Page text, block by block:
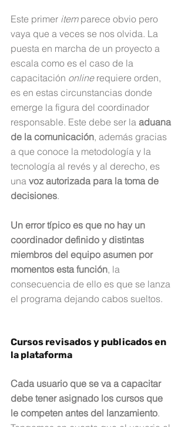
Este primer item parece obvio pero
vaya que a veces se nos olvida. La
puesta en marcha de un proyecto a
escala como es el caso de la
capacitación online requiere orden,
es en estas circunstancias donde
emerge la figura del coordinador
responsable. Este debe ser la aduana
de la comunicación, además gracias
a que conoce la metodología y la
tecnología al revés y al derecho, es
una voz autorizada para la toma de
decisiones.
Un error típico es que no hay un
coordinador definido y distintas
miembros del equipo asumen por
momentos esta función, la
consecuencia de ello es que se lanza
el programa dejando cabos sueltos.
Cursos revisados y publicados en
la plataforma
Cada usuario que se va a capacitar
debe tener asignado los cursos que
le competen antes del lanzamiento.